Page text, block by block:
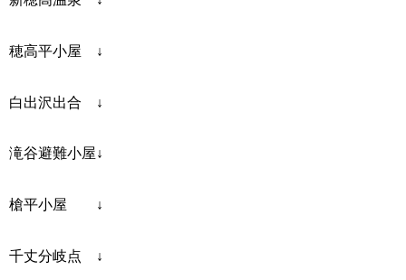
穂高平小屋 ↓
白出沢出合 ↓
滝谷避難小屋↓
槍平小屋 ↓
千丈分岐点 ↓